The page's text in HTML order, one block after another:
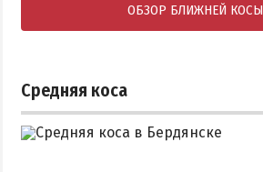
ОБЗОР БЛИЖНЕЙ КОСЫ
Средняя коса